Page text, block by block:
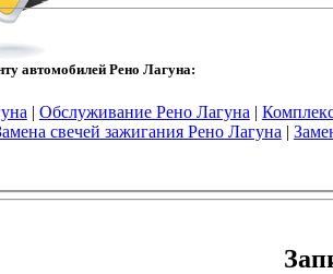
автомобилей Рено Лагуна:
| Обслуживание Рено Лагуна |
свечей зажигания Рено Лагуна |